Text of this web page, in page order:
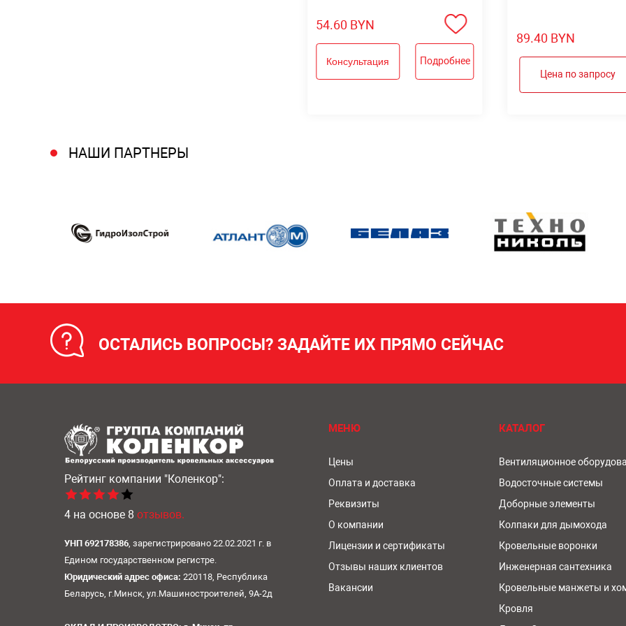
54.60 BYN
Консультация Подробнее
89.40 BYN
Цена по запросу
НАШИ ПАРТНЕРЫ
ОСТАЛИСЬ ВОПРОСЫ? ЗАДАЙТЕ ИХ ПРЯМО СЕЙЧАС
Рейтинг компании "Коленкор":
4 на основе 8 отзывов.
УНП 692178386, зарегистрировано 22.02.2021 г. в
Едином государственном регистре.
Юридический адрес офиса: 220118, Республика
Беларусь, г.Минск, ул.Машиностроителей, 9А-2д
МЕНЮ
Цены
Оплата и доставка
Реквизиты
О компании
Лицензии и сертификаты
Отзывы наших клиентов
Вакансии
КАТАЛОГ
Вентиляционное
Водосточные системы
Доборные элементы
Колпаки для дымохода
Кровельные воронки
Инженерная сантехника
Кровельные манжеты и
Кровля